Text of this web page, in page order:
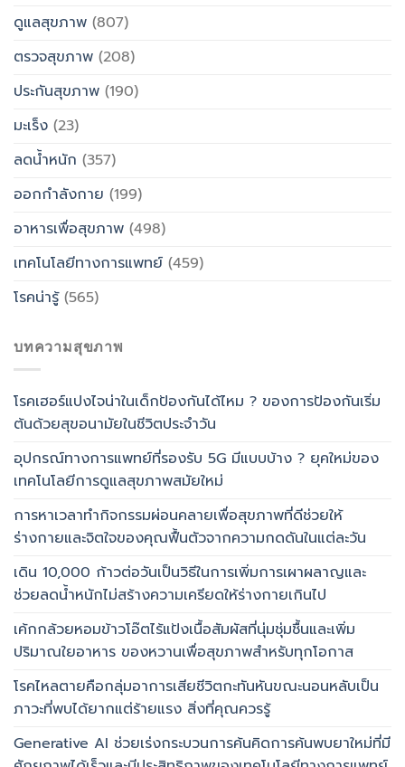
ดูแลสุขภาพ (807)
ตรวจสุขภาพ (208)
ประกันสุขภาพ (190)
มะเร็ง (23)
ลดน้ำหนัก (357)
ออกกำลังกาย (199)
อาหารเพื่อสุขภาพ (498)
เทคโนโลยีทางการแพทย์ (459)
โรคน่ารู้(565)
บทความสุขภาพ
โรคเฮอร์แปงไจน่าในเด็กป้องกันได้ไหม ? ของการป้องกันเริ่ม
ต้นด้วยสุขอนามัยในชีวิตประจำวัน
อุปกรณ์ทางการแพทย์ที่รองรับ 5G มีแบบบ้าง ? ยุคใหม่ของ
เทคโนโลยีการดูแลสุขภาพสมัยใหม่
การหาเวลาทำกิจกรรมผ่อนคลายเพื่อสุขภาพที่ดีช่วยให้
ร่างกายและจิตใจของคุณฟื้นตัวจากความกดดันในแต่ละวัน
เดิน 10,000 ก้าวต่อวันเป็นวิธีในการเพิ่มการเผาผลาญและ
ช่วยลดน้ำหนักไม่สร้างความเครียดให้ร่างกายเกินไป
เค้กกล้วยหอมข้าวโอ๊ตไร้แป้งเนื้อสัมผัสที่นุ่มชุ่มชื้นและเพิ่ม
ปริมาณใยอาหาร ของหวานเพื่อสุขภาพสำหรับทุกโอกาส
โรคไหลตายคือกลุ่มอาการเสียชีวิตกะทันหันขณะนอนหลับเป็น
ภาวะที่พบได้ยากแต่ร้ายแรง สิ่งที่คุณควรรู้
Generative AI ช่วยเร่งกระบวนการค้นคิดการค้นพบยาใหม่ที่มี